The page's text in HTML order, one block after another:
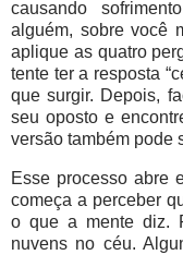
causando
alguém, sobre você
aplique as quatro
tente ter a resposta
que surgir. Depois,
seu oposto e
versão também pode
Esse processo abre
começa a perceber
o que a mente diz.
nuvens no céu.